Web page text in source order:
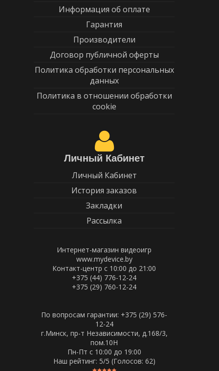
Информация об оплате
Гарантия
Производители
Договор публичной оферты
Политика обработки персональных
данных
Политика в отношении обработки
cookie
Личный Кабинет
Личный Кабинет
История заказов
Закладки
Рассылка
Интернет-магазин видеоигр
www.mydevice.by
Контакт-центр с 10:00 до 21:00
+375 (44) 776-12-24
+375 (29) 760-12-24
По вопросам гарантии: +375 (29) 576-
12-24
г.Минск, пр-т Независимости, д.168/3,
пом.10Н
Пн-Пт c 10:00 до 19:00
Наш рейтинг: 5/5 (Голосов: 62)